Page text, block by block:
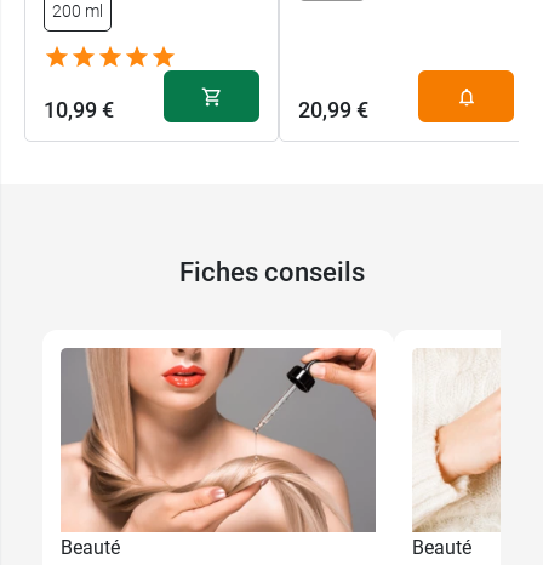
200 ml
10,99 € 20,99 €
Fiches conseils
Beauté
Beauté